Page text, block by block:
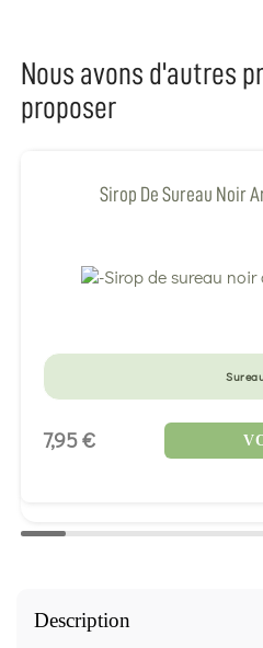
Description
Nous avons d'autres
proposer
Sirop De Sureau Noir
7,95 €